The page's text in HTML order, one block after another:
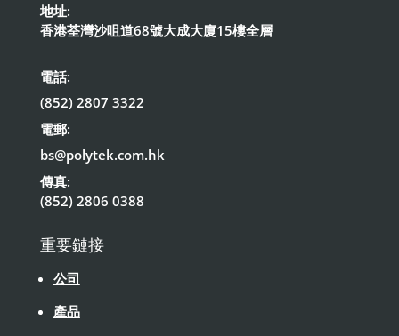
地址:
香港荃灣沙咀道68號大成大廈15樓全層
電話:
(852) 2807 3322
電郵:
bs@polytek.com.hk
傳真:
(852) 2806 0388
重要鏈接
公司
產品